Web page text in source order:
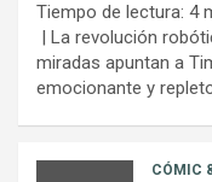
Tiempo de lectura: 4
| La revolución
miradas apuntan a
emocionante y
CÓMIC